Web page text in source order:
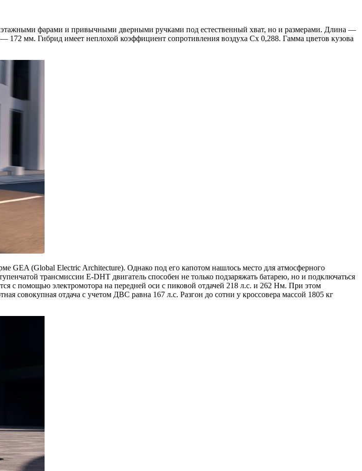
фарами и привычными дверными ручками под естественный хват, но и размерами. Длина —
мм. Гибрид имеет неплохой коэффициент сопротивления воздуха Сх 0,288. Гамма цветов кузова
(Global Electric Architecture). Однако под его капотом нашлось место для атмосферного
трансмиссии E-DHT двигатель способен не только подзаряжать батарею, но и подключаться
с помощью электромотора на передней оси с пиковой отдачей 218 л.с. и 262 Нм. При этом
совокупная отдача с учетом ДВС равна 167 л.с. Разгон до сотни у кроссовера массой 1805 кг